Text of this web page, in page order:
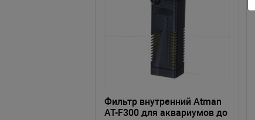
Фильтр внутренний Atman
AT-F300 для аквариумов до